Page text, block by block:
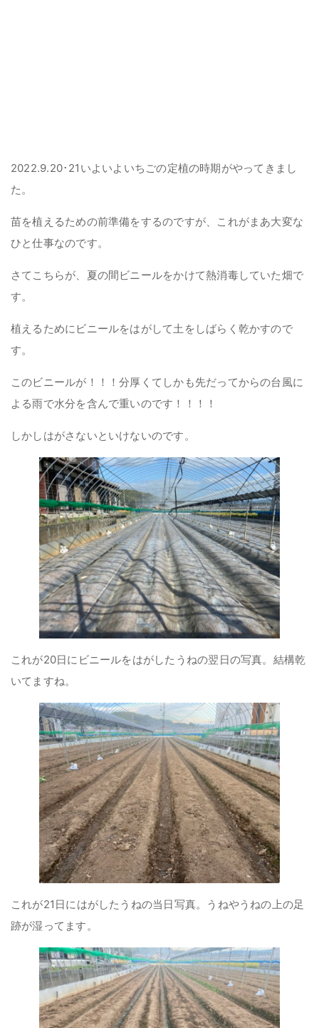
2022.9.20･21いよいよいちごの定植の時期がやってきまし
た。
苗を植えるための前準備をするのですが、これがまあ大変な
ひと仕事なのです。
さてこちらが、夏の間ビニールをかけて熱消毒していた畑で
す。
植えるためにビニールをはがして土をしばらく乾かすので
す。
このビニールが！！！分厚くてしかも先だってからの台風に
よる雨で水分を含んで重いのです！！！！
しかしはがさないといけないのです。
これが20日にビニールをはがしたうねの翌日の写真。結構乾
いてますね。
これが21日にはがしたうねの当日写真。うねやうねの上の足
跡が湿ってます。